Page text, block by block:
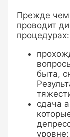
Прежде чем
проводит
процедурах:
быта,
сдача
уровне;